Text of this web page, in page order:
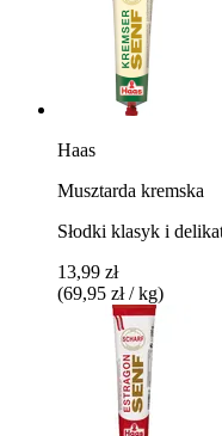
Haas
Musztarda kremska
Słodki klasyk i
13,99 zł
(69,95 zł / kg)